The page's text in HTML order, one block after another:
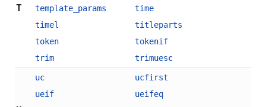
T
template_params
time
timel
titleparts
token
tokenif
trim
trimuesc
uc
ucfirst
ueif
ueifeq